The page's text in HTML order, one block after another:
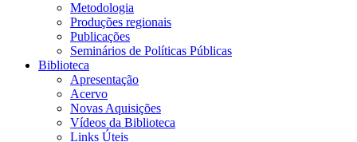
Metodologia
Produções regionais
Publicações
Seminários de Políticas Públicas
Biblioteca
Apresentação
Acervo
Novas Aquisições
Vídeos da Biblioteca
Links Úteis